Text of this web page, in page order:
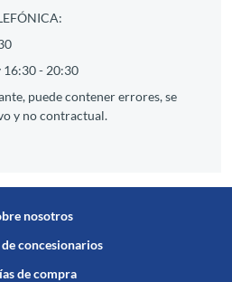
16:30 - 20:30
puede contener errores, se
y no contractual.
nosotros
concesionarios
de compra